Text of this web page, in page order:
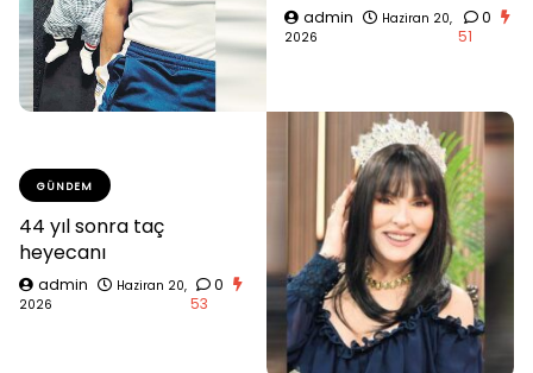
admin
Haziran 20,
2026
0
51
GÜNDEM
44 yıl sonra taç
heyecanı
admin
Haziran 20,
2026
0
53